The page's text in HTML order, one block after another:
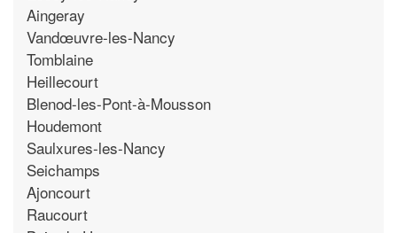
Aingeray
Vandœuvre-les-Nancy
Tomblaine
Heillecourt
Blenod-les-Pont-à-Mousson
Houdemont
Saulxures-les-Nancy
Seichamps
Ajoncourt
Raucourt